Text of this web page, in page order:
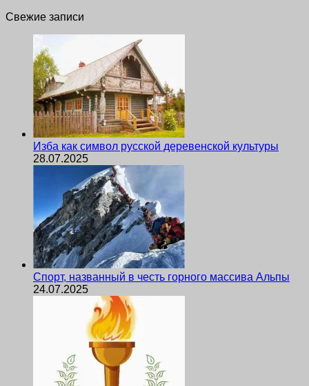
Свежие записи
Изба как символ русской деревенской культуры
28.07.2025
Спорт, названный в честь горного массива Альпы
24.07.2025